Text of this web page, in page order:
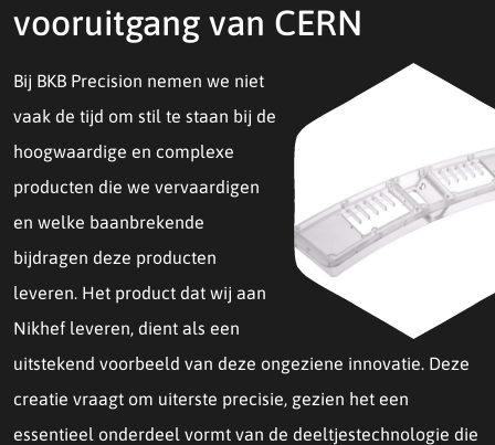
vooruitgang van CERN
Bij BKB Precision nemen we niet
vaak de tijd om stil te staan bij de
hoogwaardige en complexe
producten die we vervaardigen
en welke baanbrekende
bijdragen deze producten
leveren. Het product dat wij aan
Nikhef leveren, dient als een
uitstekend voorbeeld van deze ongeziene innovatie. Deze
creatie vraagt om uiterste precisie, gezien het een
essentieel onderdeel vormt van de deeltjestechnologie die